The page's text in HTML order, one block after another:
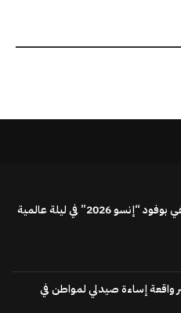
2026” في ليلة عالمية
واقعة إساءة صيدلي لمواطن في